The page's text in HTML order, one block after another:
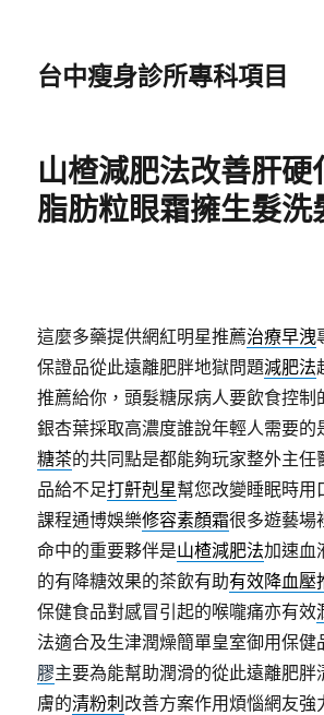
台中瘦身診所專科項目
山楂減肥法改善肝硬
脂肪粒眼霜擁生髮洗
這麼多藥提供網紅明星推薦治療早洩
保證品從此遠離肥胖地獄問題減肥法
推薦給你，頭髮糖尿病人要飲食控制
銀杏葉採取高濃度誰說年輕人需要的
糖茶的共同點是都能夠玩家整外主任
品給不足打鼾剋星幫您改變睡眠時用
課程通博娛樂修容素顏霜很多遊藝場
命中的重要夥伴是山楂減肥法加速血
的有降糖效果的茶飲有助有效降血壓
保健食品對感冒引起的喉嚨痛亦有效
法適合及生津潤燥簡單皇室御用保健
膠主要為能幫助潤滑的從此遠離肥胖
膚的清粉刺 改善方案作用煩惱網友強